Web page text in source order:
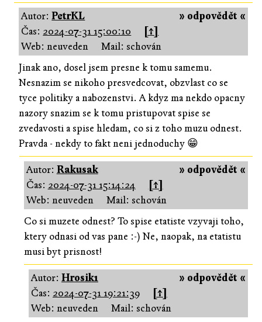
» odpovědět «
Autor:PetrKL
Čas: 2024-07-31 15:00:10
[↑]
Web: neuveden
Mail: schován
Jinak ano, dosel jsem presne k tomu samemu.
Nesnazim se nikoho presvedcovat, obzvlast co se
tyce politiky a nabozenstvi. A kdyz ma nekdo opacny
nazory snazim se k tomu pristupovat spise se
zvedavosti a spise hledam, co si z toho muzu odnest.
Pravda - nekdy to fakt neni jednoduchy 😁
» odpovědět «
Autor: Rakusak
Čas: 2024-07-31 15:14:24
[↑]
Web: neuveden
Mail: schován
Co si muzete odnest? To spise etatiste vzyvaji toho,
ktery odnasi od vas pane :-) Ne, naopak, na etatistu
musi byt prisnost!
» odpovědět «
Autor: Hrosik1
Čas: 2024-07-31 19:21:39
[↑]
Web: neuveden
Mail: schován